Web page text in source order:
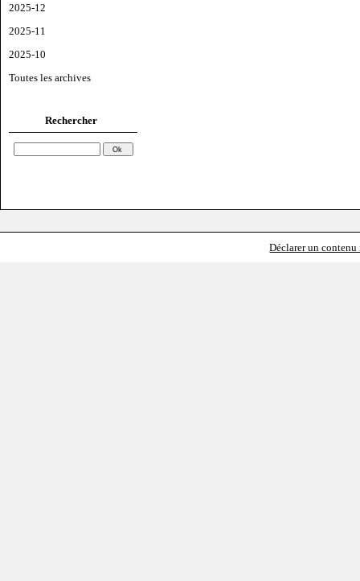
2025-12
2025-11
2025-10
Toutes les archives
Rechercher
Déclarer un